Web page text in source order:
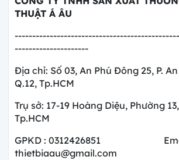
THUẬT Á ÂU
---------------------
Địa chỉ: Số 03, An Phú Đông 25, P.
Q.12, Tp.HCM
Trụ sở: 17-19 Hoàng Diệu, Phường
Tp.HCM
GPKD : 0312426851
thietbiaau@gmail.com